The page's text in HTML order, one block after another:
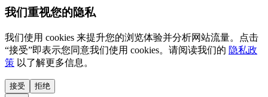
我们重视您的隐私
我们使用 cookies 来提升您的浏览体验并分析网站流量。点击
“接受”即表示您同意我们使用 cookies。请阅读我们的 隐私政
策 以了解更多信息。
接受 拒绝